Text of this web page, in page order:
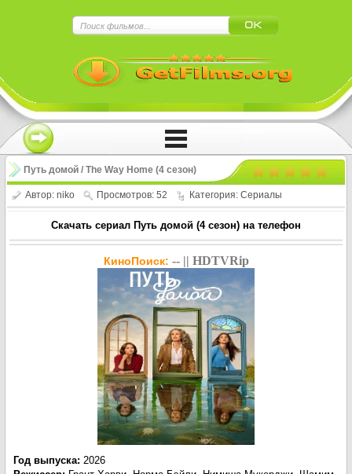
Путь домой / The Way Home (4 сезон)
Автор: niko Просмотров: 52 Категория: Сериалы
Скачать сериал Путь домой (4 сезон) на телефон
КиноПоиск: -- || HDTVRip
Год выпуска: 2026
Нажмите на
!!!Если Вы с телефона сперва нажмите на
троеточие в правом верхнем углу!!!